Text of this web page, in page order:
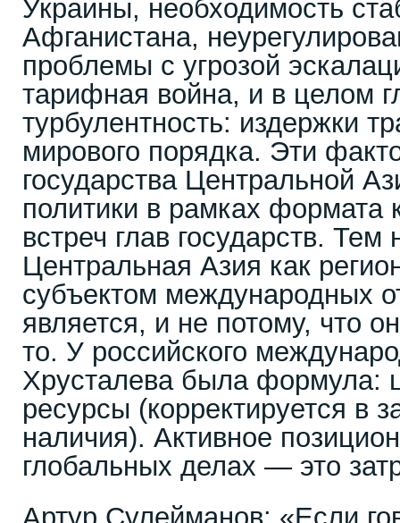
Украины, необходимость
Афганистана,
проблемы с угрозой
тарифная война, и в целом
турбулентность: издержки
мирового порядка. Эти
государства Центральной
политики в рамках формата
встреч глав государств. Тем
Центральная Азия как
субъектом международных
является, и не потому, что
то. У российского
Хрусталева была формула:
ресурсы (корректируется в
наличия). Активное
глобальных делах — это